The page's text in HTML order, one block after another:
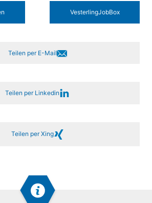
Vesterling­JobBox
Teilen per E-Mail
Teilen per Linkedin
Teilen per Xing